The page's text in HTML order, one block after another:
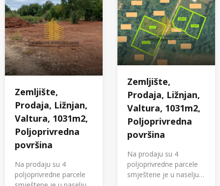
Zemljište,
Prodaja, Ližnjan,
Valtura, 1031m2,
Poljoprivredna
površina
Na prodaju su 4
poljoprivredne parcele
Zemljište,
Prodaja, Ližnjan,
Valtura, 1031m2,
Poljoprivredna
površina
Na prodaju su 4
poljoprivredne parcele
smještene je u naselju…